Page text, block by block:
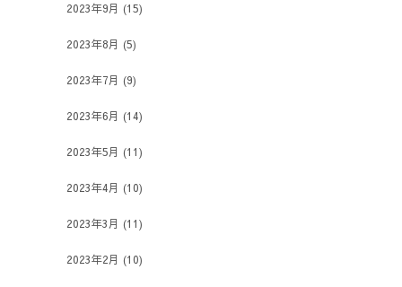
2023年9月 (15)
2023年8月 (5)
2023年7月 (9)
2023年6月 (14)
2023年5月 (11)
2023年4月 (10)
2023年3月 (11)
2023年2月 (10)